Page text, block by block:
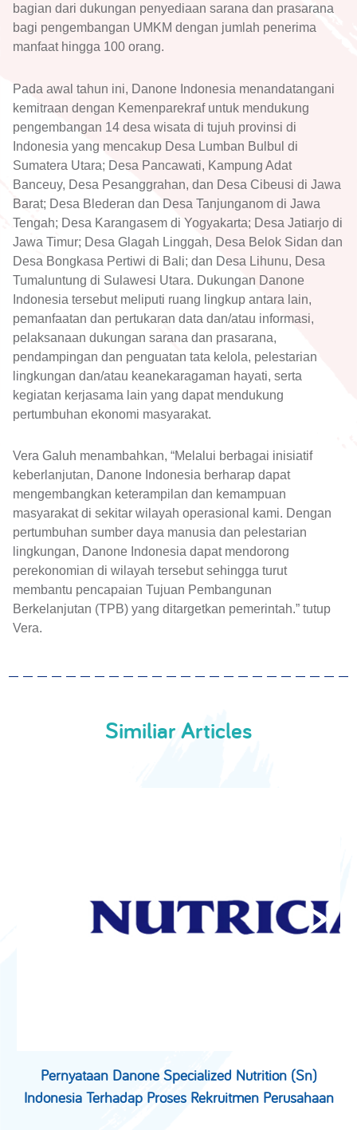
bagian dari dukungan penyediaan sarana dan prasarana
bagi pengembangan UMKM dengan jumlah penerima
manfaat hingga 100 orang.
Pada awal tahun ini, Danone Indonesia menandatangani
kemitraan dengan Kemenparekraf untuk mendukung
pengembangan 14 desa wisata di tujuh provinsi di
Indonesia yang mencakup Desa Lumban Bulbul di
Sumatera Utara; Desa Pancawati, Kampung Adat
Banceuy, Desa Pesanggrahan, dan Desa Cibeusi di Jawa
Barat; Desa Blederan dan Desa Tanjunganom di Jawa
Tengah; Desa Karangasem di Yogyakarta; Desa Jatiarjo di
Jawa Timur; Desa Glagah Linggah, Desa Belok Sidan dan
Desa Bongkasa Pertiwi di Bali; dan Desa Lihunu, Desa
Tumaluntung di Sulawesi Utara. Dukungan Danone
Indonesia tersebut meliputi ruang lingkup antara lain,
pemanfaatan dan pertukaran data dan/atau informasi,
pelaksanaan dukungan sarana dan prasarana,
pendampingan dan penguatan tata kelola, pelestarian
lingkungan dan/atau keanekaragaman hayati, serta
kegiatan kerjasama lain yang dapat mendukung
pertumbuhan ekonomi masyarakat.
Vera Galuh menambahkan, “Melalui berbagai inisiatif
keberlanjutan, Danone Indonesia berharap dapat
mengembangkan keterampilan dan kemampuan
masyarakat di sekitar wilayah operasional kami. Dengan
pertumbuhan sumber daya manusia dan pelestarian
lingkungan, Danone Indonesia dapat mendorong
perekonomian di wilayah tersebut sehingga turut
membantu pencapaian Tujuan Pembangunan
Berkelanjutan (TPB) yang ditargetkan pemerintah.” tutup
Vera.
Similiar Articles
Pernyataan Danone Specialized Nutrition (Sn)
Indonesia Terhadap Proses Rekruitmen Perusahaan